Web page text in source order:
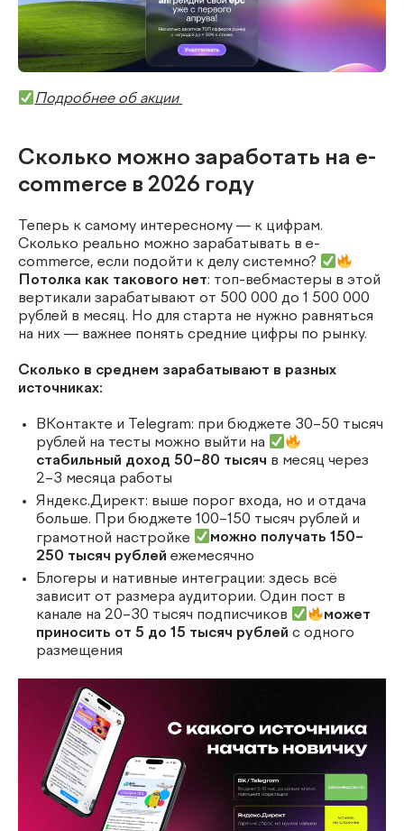
Подробнее об акции
Сколько можно заработать на e-
commerce в 2026 году
Теперь к самому интересному — к цифрам.
Сколько реально можно зарабатывать в e-
commerce, если подойти к делу системно?
Потолка как такового нет: топ-вебмастеры в этой
вертикали зарабатывают от 500 000 до 1 500 000
рублей в месяц. Но для старта не нужно равняться
на них — важнее понять средние цифры по рынку.
Сколько в среднем зарабатывают в разных
источниках:
ВКонтакте и Telegram: при бюджете 30–50 тысяч
рублей на тесты можно выйти на
стабильный доход 50–80 тысяч в месяц через
2–3 месяца работы
Яндекс.Директ: выше порог входа, но и отдача
больше. При бюджете 100–150 тысяч рублей и
грамотной настройке
можно получать 150–
250 тысяч рублей ежемесячно
Блогеры и нативные интеграции: здесь всё
зависит от размера аудитории. Один пост в
канале на 20–30 тысяч подписчиков
может
приносить от 5 до 15 тысяч рублей с одного
размещения